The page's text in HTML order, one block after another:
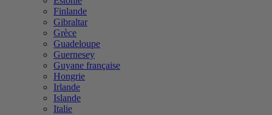
Finlande
Gibraltar
Grèce
Guadeloupe
Guernesey
Guyane française
Hongrie
Irlande
Islande
Italie